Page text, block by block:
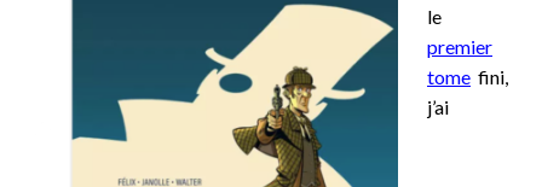
le
premier
tome fini,
j’ai